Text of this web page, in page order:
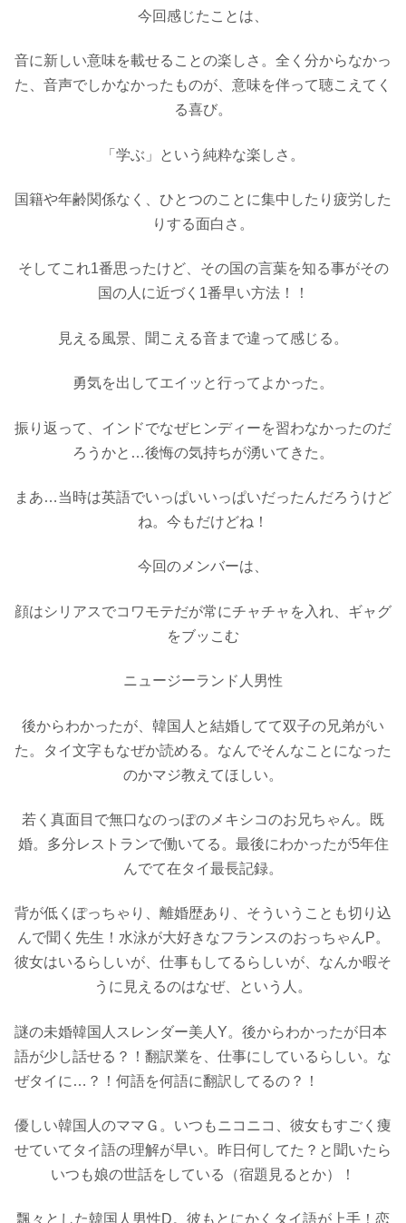
今回感じたことは、
音に新しい意味を載せることの楽しさ。全く分からなかっ
た、音声でしかなかったものが、意味を伴って聴こえてく
る喜び。
「学ぶ」という純粋な楽しさ。
国籍や年齢関係なく、ひとつのことに集中したり疲労した
りする面白さ。
そしてこれ1番思ったけど、その国の言葉を知る事がその
国の人に近づく1番早い方法！！
見える風景、聞こえる音まで違って感じる。
勇気を出してエイッと行ってよかった。
振り返って、インドでなぜヒンディーを習わなかったのだ
ろうかと…後悔の気持ちが湧いてきた。
まあ…当時は英語でいっぱいいっぱいだったんだろうけど
ね。今もだけどね！
今回のメンバーは、
顔はシリアスでコワモテだが常にチャチャを入れ、ギャグ
をブッこむ
ニュージーランド人男性
後からわかったが、韓国人と結婚してて双子の兄弟がい
た。タイ文字もなぜか読める。なんでそんなことになった
のかマジ教えてほしい。
若く真面目で無口なのっぽのメキシコのお兄ちゃん。既
婚。多分レストランで働いてる。最後にわかったが5年住
んでて在タイ最長記録。
背が低くぽっちゃり、離婚歴あり、そういうことも切り込
んで聞く先生！水泳が大好きなフランスのおっちゃんP。
彼女はいるらしいが、仕事もしてるらしいが、なんか暇そ
うに見えるのはなぜ、という人。
謎の未婚韓国人スレンダー美人Y。後からわかったが日本
語が少し話せる？！翻訳業を、仕事にしているらしい。な
ぜタイに…？！何語を何語に翻訳してるの？！
優しい韓国人のママＧ。いつもニコニコ、彼女もすごく痩
せていてタイ語の理解が早い。昨日何してた？と聞いたら
いつも娘の世話をしている（宿題見るとか）！
飄々とした韓国人男性D。彼もとにかくタイ語が上手！恋